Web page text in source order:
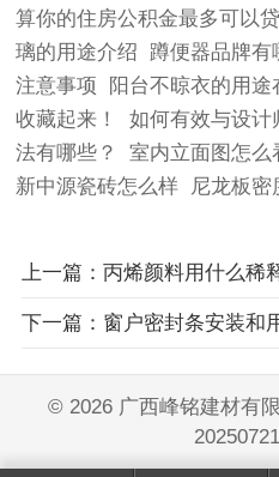
算你的住房公积金最多可以
璃的用途介绍
蹲便器品牌有
注意事项
阳台不晾衣的用途
收藏起来！
如何有效与设计
法有哪些？
室内立面图怎么
新中源瓷砖怎么样
尼龙板密
上一篇：丙烯颜料用什么稀
下一篇：窗户密封条安装和
© 2026 广西峰铭建材有